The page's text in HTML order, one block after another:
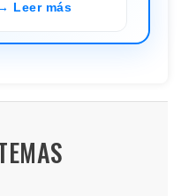
Leer más